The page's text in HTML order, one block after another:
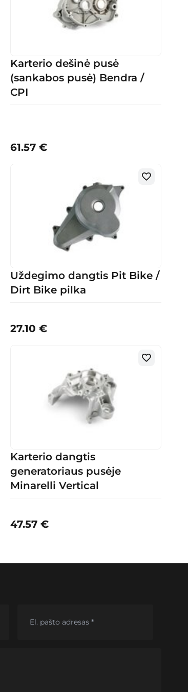
Karterio dešinė pusė
(sankabos pusė) Bendra /
CPI
61.57 €
Uždegimo dangtis Pit Bike /
Dirt Bike pilka
27.10 €
Karterio dangtis
generatoriaus pusėje
Minarelli Vertical
47.57 €